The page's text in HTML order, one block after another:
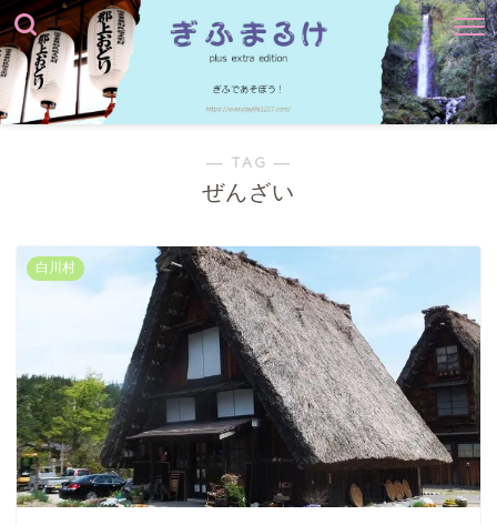
― TAG ―
ぜんざい
白川村